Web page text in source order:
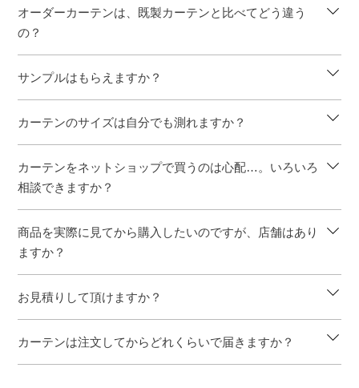
オーダーカーテンは、既製カーテンと比べてどう違う
の？
サンプルはもらえますか？
カーテンのサイズは自分でも測れますか？
カーテンをネットショップで買うのは心配…。いろいろ
相談できますか？
商品を実際に見てから購入したいのですが、店舗はあり
ますか？
お見積りして頂けますか？
カーテンは注文してからどれくらいで届きますか？